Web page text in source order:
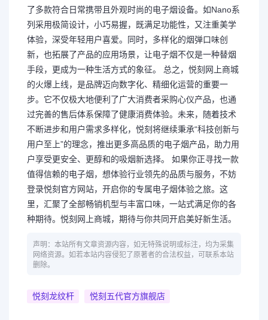
了多款符合日常携带且外观时尚的电子烟设备。如Nano系
列采用极简设计，小巧易握，既满足功能性，又注重美学
体验，深受年轻用户喜爱。同时，多样化的烟弹口味创
新，也拓展了产品的应用场景，让电子烟不仅是一种替烟
手段，更成为一种生活方式的象征。 总之，悦刻网上商城
的火爆上线，是品牌迈向数字化、精细化运营的重要一
步。它不仅极大地便利了广大消费者采购心仪产品，也通
过完善的售后体系保障了健康消费体验。未来，随着技术
不断进步和用户需求多样化，悦刻将继续秉承“科技创新与
用户至上”的理念，推出更多高品质的电子烟产品，助力用
户享受更安全、更醇和的吸烟新选择。 如果你正寻找一款
值得信赖的电子烟，想体验行业领先的品质与服务，不妨
登录悦刻官方网站，开启你的专属电子烟体验之旅。这
里，汇聚了全部畅销机型与丰富口味，一站式满足你的各
种期待。悦刻网上商城，期待与你共同开启美好新生活。
声明：本站所有文章资源内容，如无特殊说明或标注，均为采集
网络资源。如若本站内容侵犯了原著者的合法权益，可联系本站
删除。
悦刻龙纹杆 悦刻五代官方旗舰店